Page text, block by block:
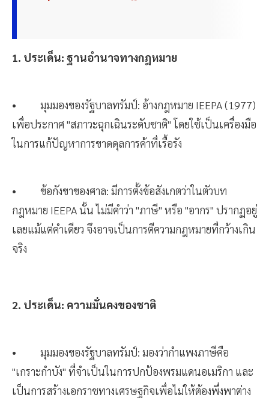
1. ประเด็น: ฐานอำนาจทางกฎหมาย
• มุมมองของรัฐบาลทรัมป์: อ้างกฎหมาย IEEPA (1977)
เพื่อประกาศ "สภาวะฉุกเฉินระดับชาติ" โดยใช้เป็นเครื่องมือ
ในการแก้ปัญหาการขาดดุลการค้าที่เรื้อรัง
• ข้อกังขาของศาล: มีการตั้งข้อสังเกตว่าในตัวบท
กฎหมาย IEEPA นั้น ไม่มีคำว่า "ภาษี" หรือ "อากร" ปรากฏอยู่
เลยแม้แต่คำเดียว จึงอาจเป็นการตีความกฎหมายที่กว้างเกิน
จริง
2. ประเด็น: ความมั่นคงของชาติ
• มุมมองของรัฐบาลทรัมป์: มองว่ากำแพงภาษีคือ
"เกราะกำบัง" ที่จำเป็นในการปกป้องพรมแดนอเมริกา และ
เป็นการสร้างเอกราชทางเศรษฐกิจเพื่อไม่ให้ต้องพึ่งพาต่าง